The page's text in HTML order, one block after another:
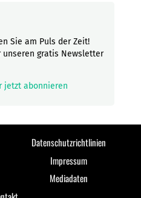
Sie am Puls der Zeit!
gratis Newsletter
jetzt abonnieren
Datenschutzrichtlinien
Impressum
Mediadaten